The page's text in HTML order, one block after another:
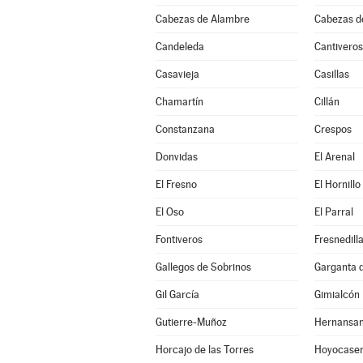
Cabezas de Alambre Cabezas
Candeleda Cantiveros
Casavieja Casillas
Chamartín Cillán
Constanzana Crespos
Donvidas El Arenal
El Fresno El Hornillo
El Oso El Parral
Fontiveros Fresnedilla
Gallegos de Sobrinos Garganta
Gil García Gimialcón
Gutierre-Muñoz
Horcajo de las Torres